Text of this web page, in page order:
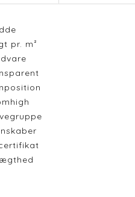
pr. m²